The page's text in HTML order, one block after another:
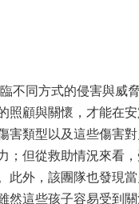
不同方式的侵害與威
顧與關懷，才能在安
類型以及這些傷害
但從救助情況來看
外，該團隊也發現
這些孩子容易受到